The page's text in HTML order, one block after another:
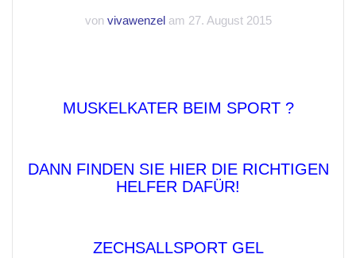
von vivawenzelam 27. August 2015
MUSKELKATER BEIM SPORT ?
DANN FINDEN SIE HIER DIE RICHTIGEN
HELFER DAFÜR!
ZECHSALLSPORT GEL